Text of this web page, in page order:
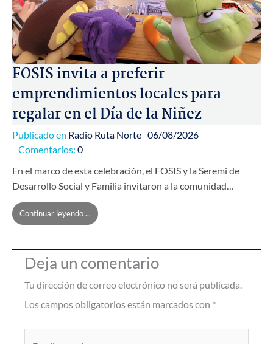
FOSIS invita a preferir
emprendimientos locales para
regalar en el Día de la Niñez
Publicado en Radio Ruta Norte 06/08/2026
Comentarios: 0
En el marco de esta celebración, el FOSIS y la Seremi de
Desarrollo Social y Familia invitaron a la comunidad…
Continuar leyendo ...
Deja un comentario
Tu dirección de correo electrónico no será publicada.
Los campos obligatorios están marcados con *